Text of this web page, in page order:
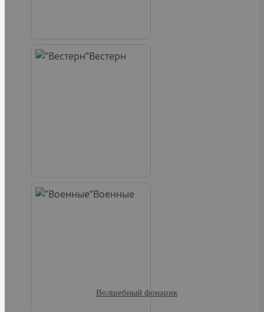
Вестерн
Военные
Волшебный фонарик